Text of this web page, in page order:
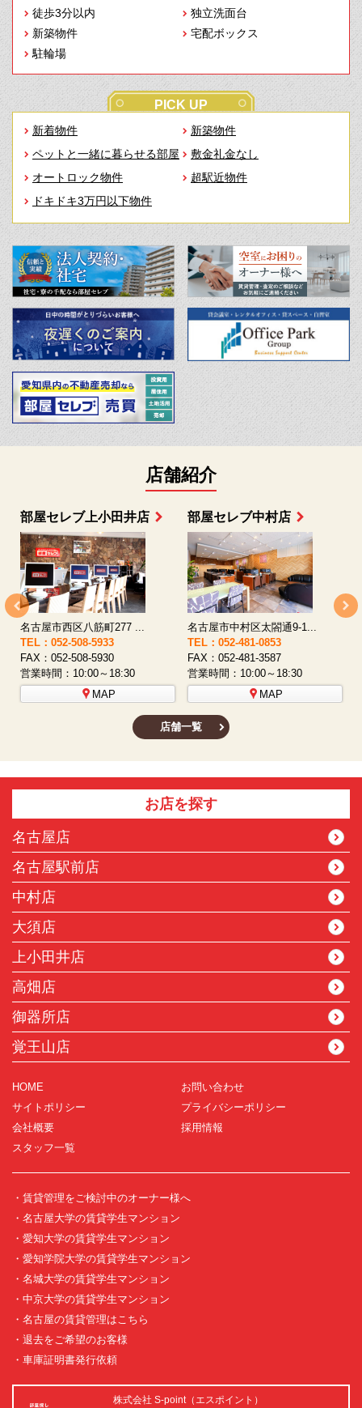
徒歩3分以内
独立洗面台
新築物件
宅配ボックス
駐輪場
PICK UP
新着物件
新築物件
ペットと一緒に暮らせる部屋
敷金礼金なし
オートロック物件
超駅近物件
ドキドキ3万円以下物件
店舗紹介
部屋セレブ上小田井店
名古屋市西区八筋町277 ...
TEL：052-508-5933
FAX：052-508-5930
営業時間：10:00～18:30
MAP
部屋セレブ中村店
名古屋市中村区太閤通9-1...
TEL：052-481-0853
FAX：052-481-3587
営業時間：10:00～18:30
MAP
店舗一覧
お店を探す
名古屋店
名古屋駅前店
中村店
大須店
上小田井店
高畑店
御器所店
覚王山店
HOME
お問い合わせ
サイトポリシー
プライバシーポリシー
会社概要
採用情報
スタッフ一覧
・賃貸管理をご検討中のオーナー様へ
・名古屋大学の賃貸学生マンション
・愛知大学の賃貸学生マンション
・愛知学院大学の賃貸学生マンション
・名城大学の賃貸学生マンション
・中京大学の賃貸学生マンション
・名古屋の賃貸管理はこちら
・退去をご希望のお客様
・車庫証明書発行依頼
株式会社 S-point（エスポイント）